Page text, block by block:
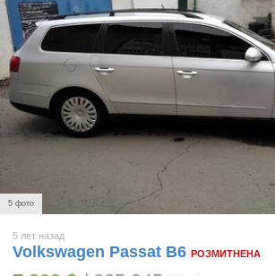
5 фото
5 лет назад
Volkswagen Passat B6 РОЗМИТНЕНА